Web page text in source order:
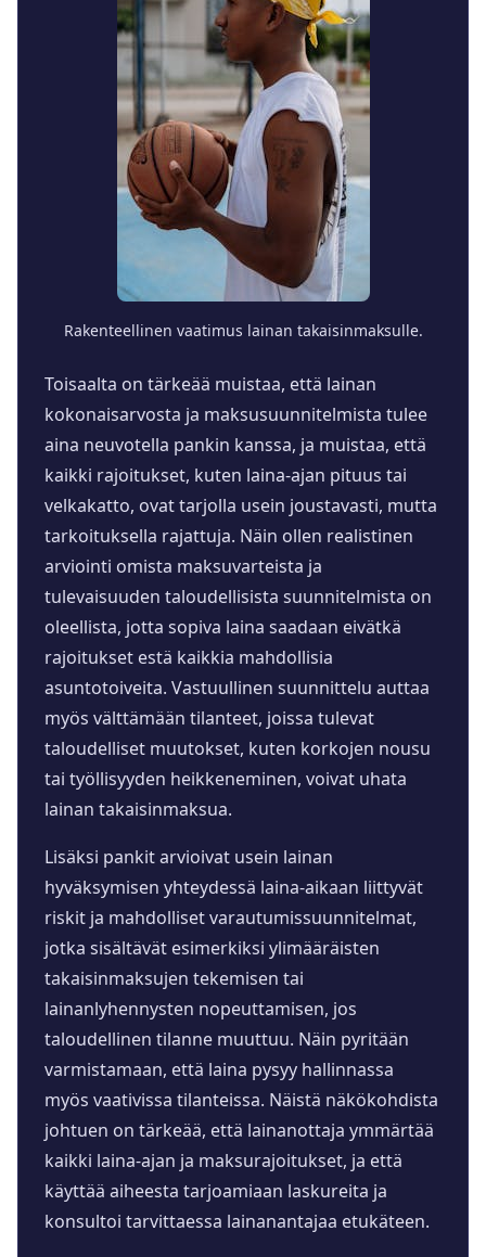
Rakenteellinen vaatimus lainan takaisinmaksulle.
Toisaalta on tärkeää muistaa, että lainan
kokonaisarvosta ja maksusuunnitelmista tulee
aina neuvotella pankin kanssa, ja muistaa, että
kaikki rajoitukset, kuten laina-ajan pituus tai
velkakatto, ovat tarjolla usein joustavasti, mutta
tarkoituksella rajattuja. Näin ollen realistinen
arviointi omista maksuvarteista ja
tulevaisuuden taloudellisista suunnitelmista on
oleellista, jotta sopiva laina saadaan eivätkä
rajoitukset estä kaikkia mahdollisia
asuntotoiveita. Vastuullinen suunnittelu auttaa
myös välttämään tilanteet, joissa tulevat
taloudelliset muutokset, kuten korkojen nousu
tai työllisyyden heikkeneminen, voivat uhata
lainan takaisinmaksua.
Lisäksi pankit arvioivat usein lainan
hyväksymisen yhteydessä laina-aikaan liittyvät
riskit ja mahdolliset varautumissuunnitelmat,
jotka sisältävät esimerkiksi ylimääräisten
takaisinmaksujen tekemisen tai
lainanlyhennysten nopeuttamisen, jos
taloudellinen tilanne muuttuu. Näin pyritään
varmistamaan, että laina pysyy hallinnassa
myös vaativissa tilanteissa. Näistä näkökohdista
johtuen on tärkeää, että lainanottaja ymmärtää
kaikki laina-ajan ja maksurajoitukset, ja että
käyttää aiheesta tarjoamiaan laskureita ja
konsultoi tarvittaessa lainanantajaa etukäteen.